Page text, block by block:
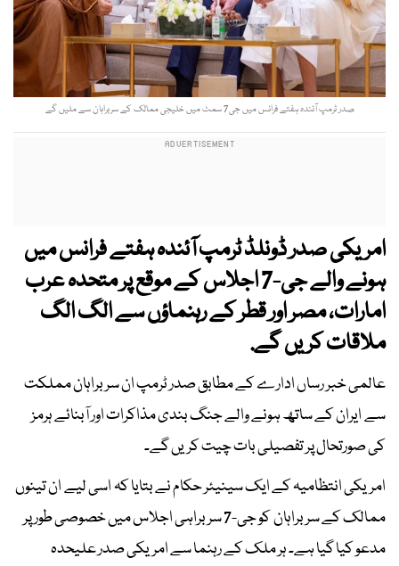
صدر ٹرمپ آئندہ ہفتے فرانس میں جی7 سمٹ میں خلیجی ممالک کے سربراہان سے ملیں گے
امریکی صدر ڈونلڈ ٹرمپ آئندہ ہفتے فرانس میں
ہونے والے جی-7 اجلاس کے موقع پر متحدہ عرب
امارات، مصر اور قطر کے رہنماؤں سے الگ الگ
ملاقات کریں گے.
عالمی خبر رساں ادارے کے مطابق صدر ٹرمپ ان سربراہان مملکت
سے ایران کے ساتھ ہونے والے جنگ بندی مذاکرات اور آبنائے ہرمز
کی صورتحال پر تفصیلی بات چیت کریں گے۔
امریکی انتظامیہ کے ایک سینیئر حکام نے بتایا کہ اسی لیے ان تینوں
ممالک کے سربراہان کو جی-7 سربراہی اجلاس میں خصوصی طور پر
مدعو کیا گیا ہے۔ ہر ملک کے رہنما سے امریکی صدر علیحدہ